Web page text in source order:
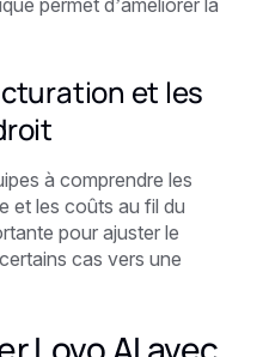
permet d’améliorer la
et les
à comprendre les
et les coûts au fil du
pour ajuster le
cas vers une